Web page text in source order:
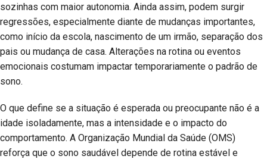
sozinhas com maior autonomia. Ainda assim, podem surgir
regressões, especialmente diante de mudanças importantes,
como início da escola, nascimento de um irmão, separação dos
pais ou mudança de casa. Alterações na rotina ou eventos
emocionais costumam impactar temporariamente o padrão de
sono.
O que define se a situação é esperada ou preocupante não é a
idade isoladamente, mas a intensidade e o impacto do
comportamento. A Organização Mundial da Saúde (OMS)
reforça que o sono saudável depende de rotina estável e